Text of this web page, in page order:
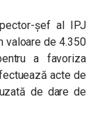
șef al IPJ
valoare de 4.350
a favoriza
acte de
de dare de